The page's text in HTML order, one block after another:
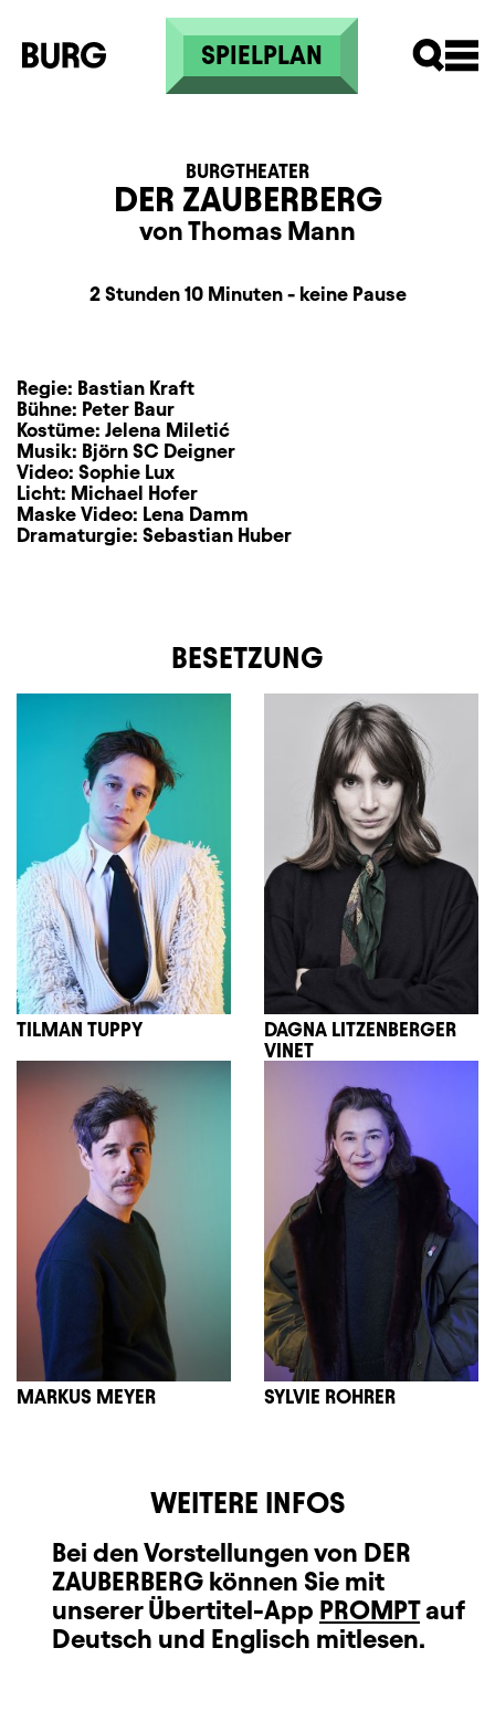
Skip to main content
SPIELPLAN
DER ZAUBERBERG
BURGTHEATER
von Thomas Mann
BeschreibungInformation
Dauer und Pausen
2 Stunden 10 Minuten - keine Pause
Regie: Bastian Kraft
Bühne: Peter Baur
Kostüme: Jelena Miletić
Musik: Björn SC Deigner
Video: Sophie Lux
Licht: Michael Hofer
Maske Video: Lena Damm
Dramaturgie: Sebastian Huber
BESETZUNG
TILMAN TUPPY
DAGNA LITZENBERGER
VINET
MARKUS MEYER SYLVIE ROHRER
WEITERE INFOS
Bei den Vorstellungen von DER
ZAUBERBERG können Sie mit
unserer Übertitel-App PROMPTauf
Deutsch und Englisch mitlesen.